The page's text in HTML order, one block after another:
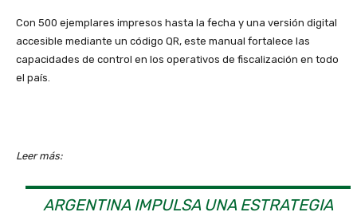
Con 500 ejemplares impresos hasta la fecha y una versión digital
accesible mediante un código QR, este manual fortalece las
capacidades de control en los operativos de fiscalización en todo
el país.
Leer más:
ARGENTINA IMPULSA UNA ESTRATEGIA